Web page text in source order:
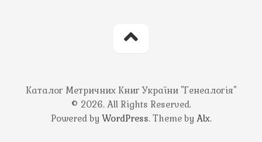
Каталог Метричних Книг України "Генеалогія"
© 2026. All Rights Reserved.
Powered by WordPress. Theme by Alx.